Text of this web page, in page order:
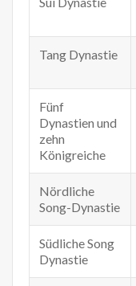
Tang Dynastie
Fünf
Dynastien und
zehn
Königreiche
Nördliche
Song-Dynastie
Südliche Song
Dynastie